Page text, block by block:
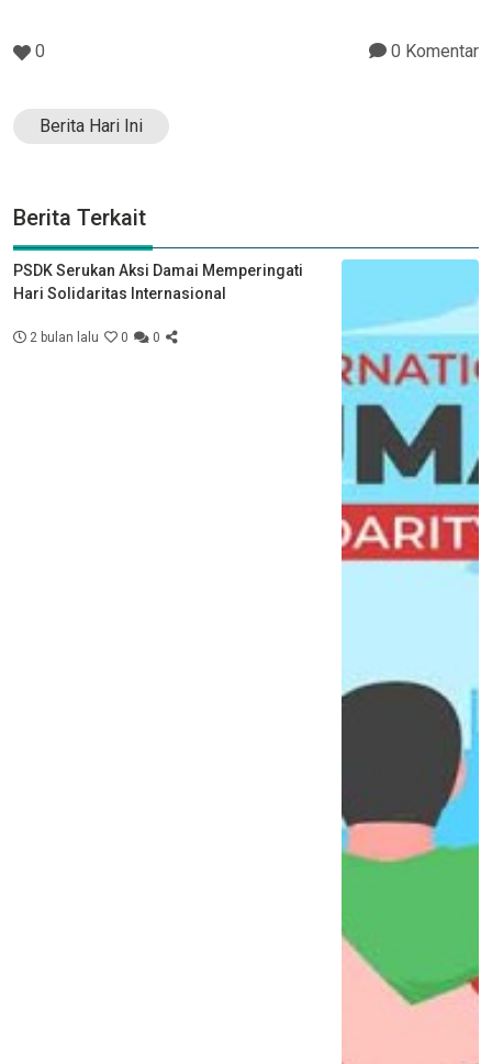
0 0 Komentar
Berita Hari Ini
Berita Terkait
PSDK Serukan Aksi Damai Memperingati
Hari Solidaritas Internasional
2 bulan lalu 0 0